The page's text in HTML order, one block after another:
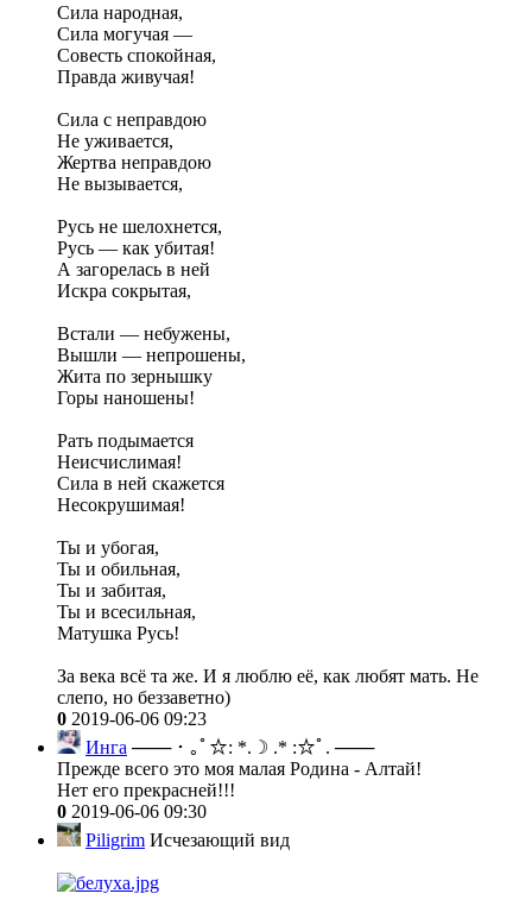
Сила народная,
Сила могучая —
Совесть спокойная,
Правда живучая!
Сила с неправдою
Не уживается,
Жертва неправдою
Не вызывается,
Русь не шелохнется,
Русь — как убитая!
А загорелась в ней
Искра сокрытая,
Встали — небужены,
Вышли — непрошены,
Жита по зернышку
Горы наношены!
Рать подымается
Неисчислимая!
Сила в ней скажется
Несокрушимая!
Ты и убогая,
Ты и обильная,
Ты и забитая,
Ты и всесильная,
Матушка Русь!
За века всё та же. И я люблю её, как любят мать. Не
слепо, но беззаветно)
0 2019-06-06 09:23
Инга ─── ･ ｡ﾟ☆: *.☽ .* :☆ﾟ. ───
Прежде всего это моя малая Родина - Алтай!
Нет его прекрасней!!!
0 2019-06-06 09:30
Piligrim Исчезающий вид